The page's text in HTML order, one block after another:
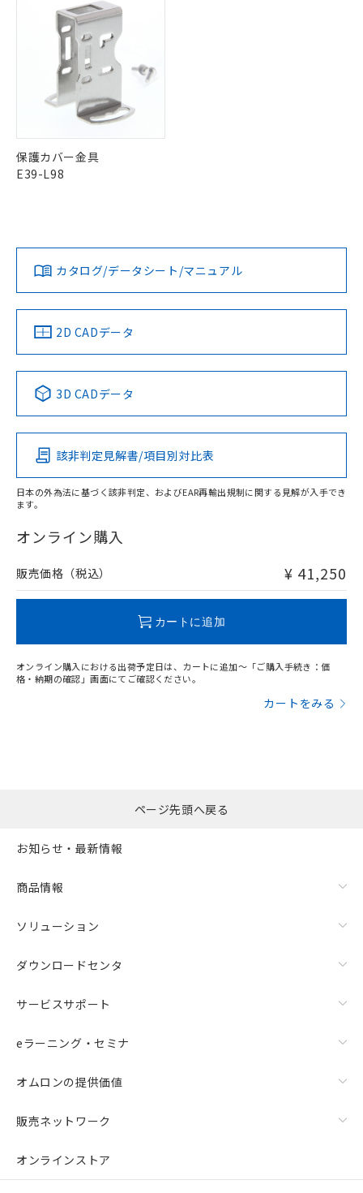
保護カバー金具
E39-L98
カタログ/データシート/マニュアル
2D CADデータ
3D CADデータ
該非判定見解書/項目別対比表
日本の外為法に基づく該非判定、およびEAR再輸出規制に関する見解が入手でき
ます。
オンライン購入
販売価格（税込） ¥ 41,250
カートに追加
オンライン購入における出荷予定日は、カートに追加～「ご購入手続き：価
格・納期の確認」画面にてご確認ください。
カートをみる
をご了承ください。
※当社の共同利用者とは、
の共同利用に関して"
用者の範囲」に記載されている法人を
指します。
EU RoHS指令（10物質）の非含有証明書
51物質の非含有証明書（当社基準）
※本証明書は発行日時点で非含有を証明す
るもので、過去に遡って非含有を証明する
ものではありません。
また、RoHS指令のフタル酸エステル類４
物質の対応では、対応完了までの期間は出
荷製品に未対応品が混在することから備考
欄に対応日を記載しておりました。
ページ先頭へ戻る
お知らせ・最新情報
商品情報
ソリューション
ダウンロードセンタ
サービスサポート
eラーニング・セミナ
オムロンの提供価値
販売ネットワーク
オンラインストア